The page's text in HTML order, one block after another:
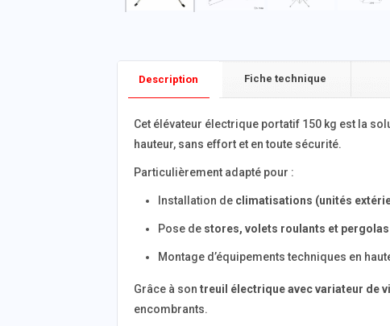
Description Fiche technique
Cet élévateur électrique portatif 150 kg est la
hauteur, sans effort et en toute sécurité.
Particulièrement adapté pour :
Installation de climatisations (unités
Pose de stores, volets roulants et pergolas
Montage d’équipements techniques en
Grâce à sontreuil électrique avec variateur de
encombrants.